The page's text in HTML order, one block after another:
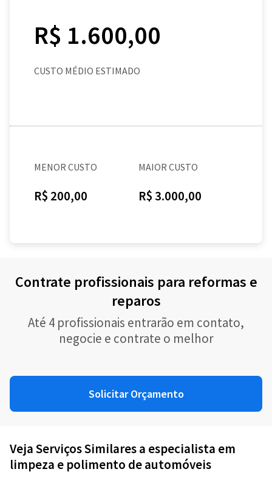
R$ 1.600,00
CUSTO MÉDIO ESTIMADO
MENOR CUSTO
R$ 200,00
MAIOR CUSTO
R$ 3.000,00
Contrate profissionais para reformas e
reparos
Até 4 profissionais entrarão em contato,
negocie e contrate o melhor
Solicitar Orçamento
Veja Serviços Similares a especialista em
limpeza e polimento de automóveis